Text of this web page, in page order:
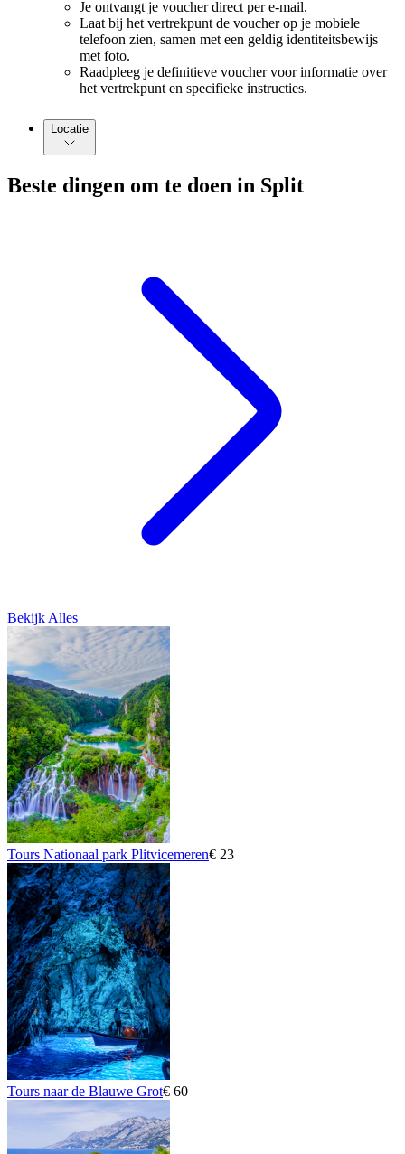
Je ontvangt je voucher direct per e-mail.
Laat bij het vertrekpunt de voucher op je mobiele
telefoon zien, samen met een geldig identiteitsbewijs
met foto.
Raadpleeg je definitieve voucher voor informatie over
het vertrekpunt en specifieke instructies.
Locatie
Beste dingen om te doen in Split
Bekijk Alles
Tours Nationaal park Plitvicemeren€ 23
Tours naar de Blauwe Grot€ 60